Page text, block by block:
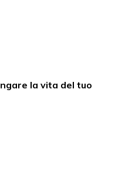
la vita del tuo